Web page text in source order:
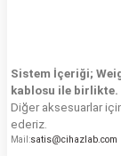
Sistem İçeriği;
kablosu ile birlikte.
Diğer aksesuarlar
ederiz.
Mail :satis@cihazlab.com